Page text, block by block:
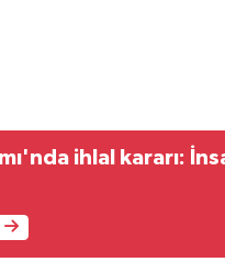
ihlal kararı: